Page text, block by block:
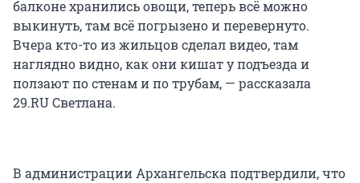
балконе хранились овощи, теперь всё можно
выкинуть, там всё погрызено и перевернуто.
Вчера кто-то из жильцов сделал видео, там
наглядно видно, как они кишат у подъезда и
ползают по стенам и по трубам, — рассказала
29.RU Светлана.
В администрации Архангельска подтвердили, что